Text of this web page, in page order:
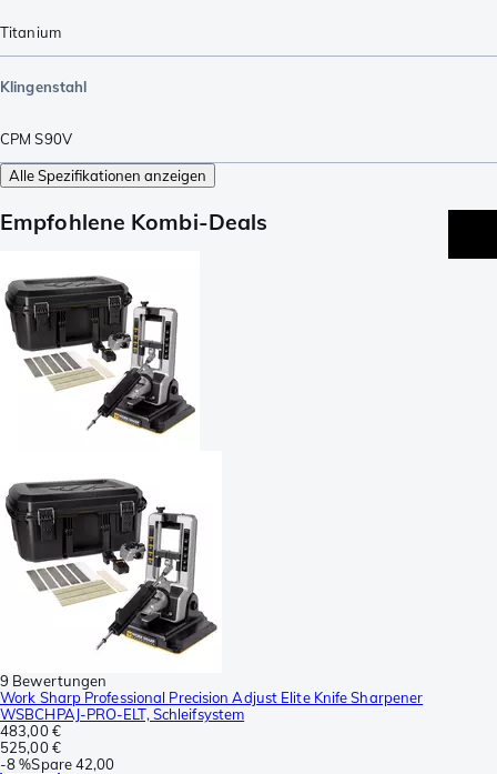
Titanium
Klingenstahl
CPM S90V
Alle Spezifikationen anzeigen
Empfohlene Kombi-Deals
9 Bewertungen
Work Sharp Professional Precision Adjust Elite Knife Sharpener
WSBCHPAJ-PRO-ELT, Schleifsystem
483,00 €
525,00 €
-8 %Spare42,00